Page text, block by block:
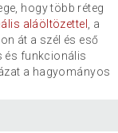
hogy több réteg
aláöltözettel
, a
át a szél és eső
és funkcionális
a hagyományos